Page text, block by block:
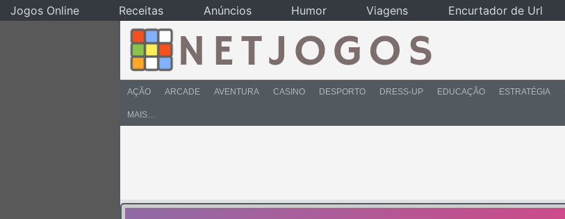
AÇÃO ARCADE AVENTURA CASINO DESPORTO DRESS-UP EDUCAÇÃO ESTRATÉGIA
MAIS…
Jogos Online Receitas Anúncios Humor Viagens Encurtador de Url